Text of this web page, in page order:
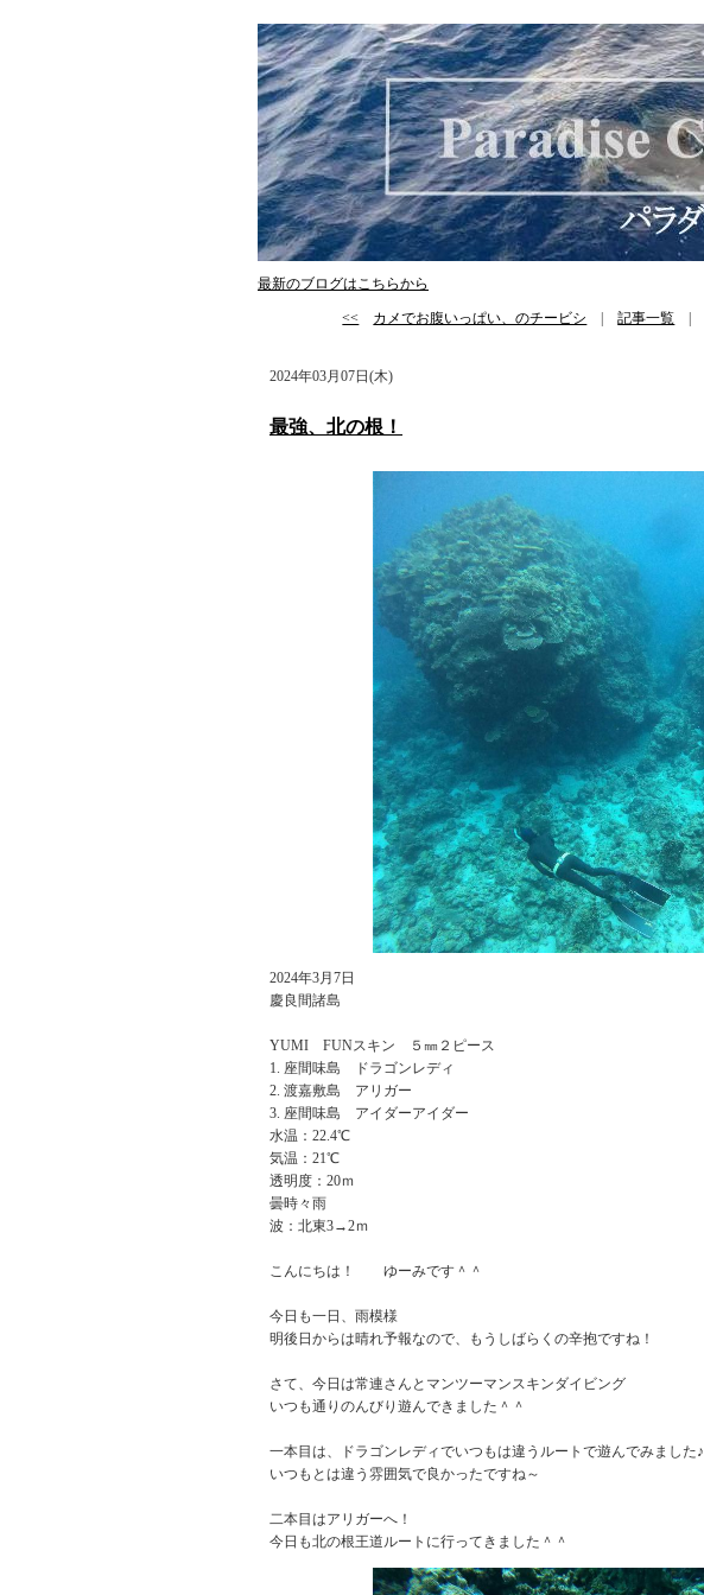
最新のブログはこちらから
<< カメでお腹いっぱい、のチービシ |記事一覧
2024年03月07日(木)
最強、北の根！
2024年3月7日
慶良間諸島
YUMI FUNスキン ５㎜２ピース
座間味島 ドラゴンレディ
渡嘉敷島 アリガー
座間味島 アイダーアイダー
水温：22.4℃
気温：21℃
透明度：20ｍ
曇時々雨
波：北東3→2ｍ
こんにちは！ ゆーみです＾＾
今日も一日、雨模様
明後日からは晴れ予報なので、もうしばらくの辛抱ですね！
さて、今日は常連さんとマンツーマンスキンダイビング
いつも通りのんびり遊んできました＾＾
一本目は、ドラゴンレディでいつもは違うルートで遊んでみました♪
いつもとは違う雰囲気で良かったですね～
二本目はアリガーへ！
今日も北の根王道ルートに行ってきました＾＾